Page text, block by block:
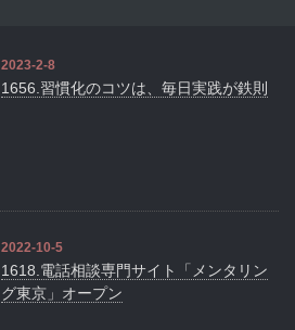
2023-2-8
1656.習慣化のコツは、毎日実践が鉄則
2022-10-5
1618.電話相談専門サイト「メンタリン
グ東京」オープン